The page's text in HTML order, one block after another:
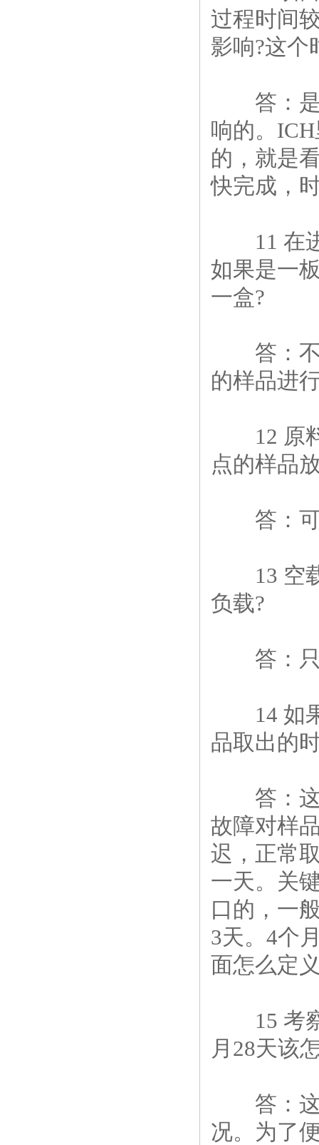
过程时间
影响?这个
答：是
响的。
的，就是
快完成，
11 在进
如果是一
一盒?
答：不
的样品进
12 原料
点的样品
答：可
13 空载
负载?
答：只
14 如果
品取出的
答：这
故障对样
迟，正常
一天。关
口的，一
3天。4个
面怎么定
15 考察
月28天该
答：这
况。为了